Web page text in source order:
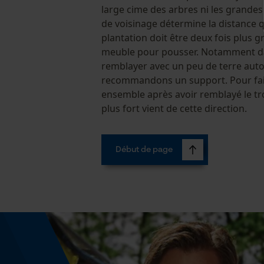
large cime des arbres ni les
de voisinage détermine la distance
plantation doit être deux fois plus
meuble pour pousser. Notamment
remblayer avec un peu de terre
recommandons un support. Pour
ensemble après avoir remblayé le
plus fort vient de cette direction.
Début de page